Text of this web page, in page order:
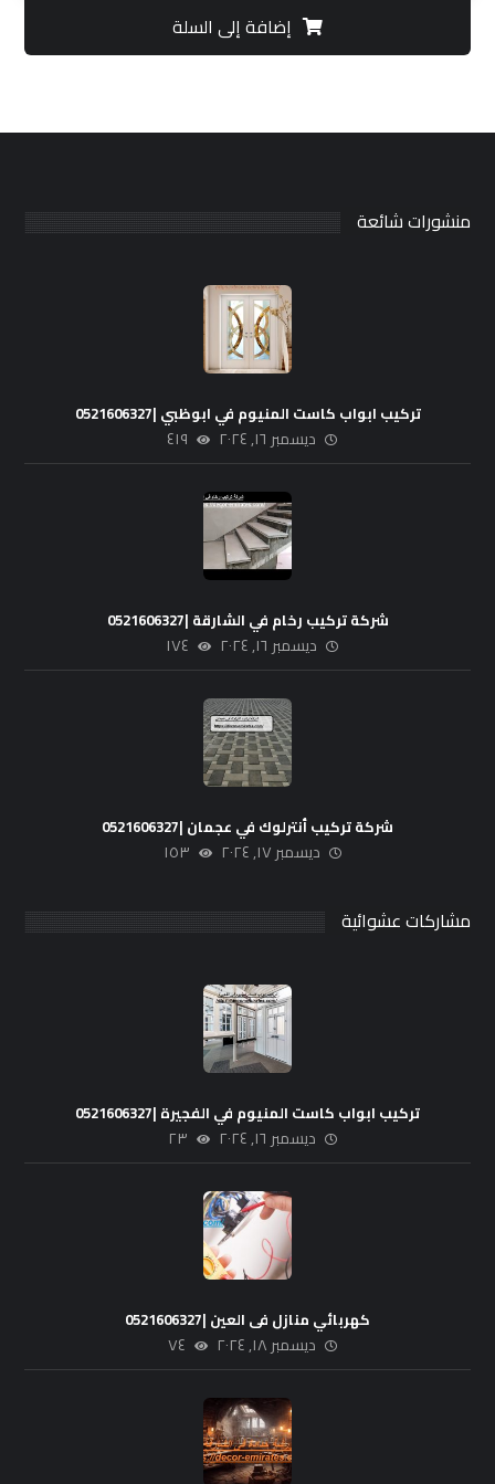
إضافة إلى السلة
منشورات شائعة
تركيب ابواب كاست المنيوم في ابوظبي |0521606327
ديسمبر ١٦, ٢٠٢٤ ٤١٩
شركة تركيب رخام في الشارقة |0521606327
ديسمبر ١٦, ٢٠٢٤ ١٧٤
شركة تركيب أنترلوك في عجمان |0521606327
ديسمبر ١٧, ٢٠٢٤ ١٥٣
مشاركات عشوائية
تركيب ابواب كاست المنيوم في الفجيرة |0521606327
ديسمبر ١٦, ٢٠٢٤ ٢٣
كهربائي منازل فى العين |0521606327
ديسمبر ١٨, ٢٠٢٤ ٧٤